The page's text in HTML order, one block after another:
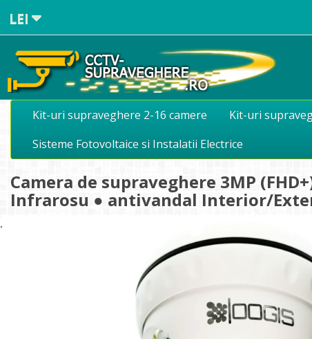
LEI
Kit-uri supraveghere 2-16 camere Kit-uri
Sisteme Fotovoltaice si Instalatii Electrice
Camera de supraveghere 3MP
Infrarosu ● antivandal Interior/